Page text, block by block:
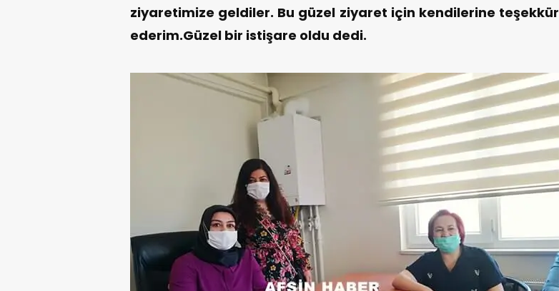
ziyaretimize geldiler. Bu güzel ziyaret için kendilerine teşekkür
ederim.Güzel bir istişare oldu dedi.